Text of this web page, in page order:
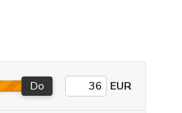
Do EUR